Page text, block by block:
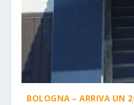
BOLOGNA – ARRIVA UN